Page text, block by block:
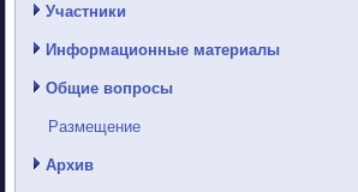
Участники
Информационные материалы
Общие вопросы
Размещение
Архив